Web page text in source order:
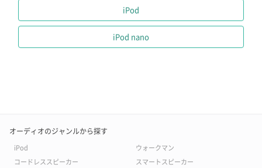
iPod
iPod nano
オーディオのジャンルから探す
iPod
ウォークマン
コードレススピーカー
スマートスピーカー